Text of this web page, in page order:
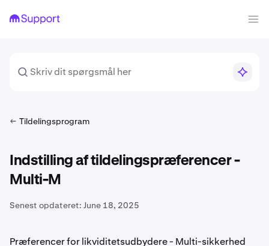
Tildelingsprogram
Indstilling af tildelingspræferencer -
Multi-M
Senest opdateret: June 18, 2025
Præferencer for likviditetsudbydere - Multi-sikkerhed